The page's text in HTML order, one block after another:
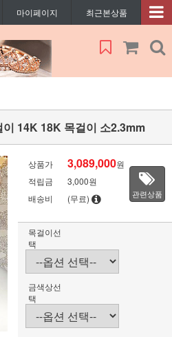
마이페이지 최근본상품
14K 18K 목걸이 소2.3mm
상품가 3,089,000원
적립금
3,000원
배송비
(무료) 관련상품
목걸이선
택
금색상선
택